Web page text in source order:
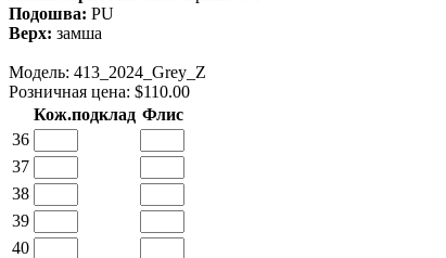
Подошва: PU
Верх: замша
Модель: 413_2024_Grey_Z
Розничная цена: $110.00
Кож.подклад Флис
36
37
38
39
40